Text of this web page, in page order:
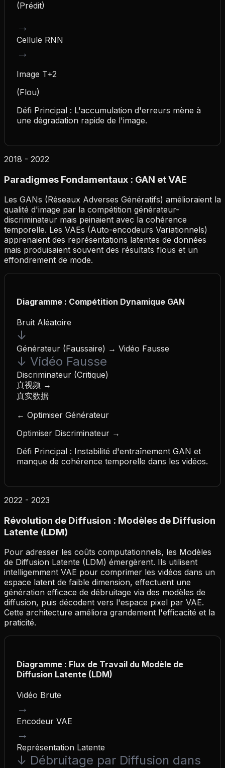
(Prédit)
→
Cellule RNN
→
Image T+2
(Flou)
Défi Principal : L'accumulation d'erreurs mène à
une dégradation rapide de l'image.
2018 - 2022
Paradigmes Fondamentaux : GAN et VAE
Les GANs (Réseaux Adverses Génératifs) amélioraient la
qualité d'image par la compétition générateur-
discriminateur mais peinaient avec la cohérence
temporelle. Les VAEs (Auto-encodeurs Variationnels)
apprenaient des représentations latentes de données
mais produisaient souvent des résultats flous et un
effondrement de mode.
Diagramme : Compétition Dynamique GAN
Bruit Aléatoire
↓
Générateur (Faussaire) → Vidéo Fausse
↓ Vidéo Fausse
Discriminateur (Critique)
真视频 →
真实数据
← Optimiser Générateur
Optimiser Discriminateur →
Défi Principal : Instabilité d'entraînement GAN et
manque de cohérence temporelle dans les vidéos.
2022 - 2023
Révolution de Diffusion : Modèles de Diffusion
Latente (LDM)
Pour adresser les coûts computationnels, les Modèles
de Diffusion Latente (LDM) émergèrent. Ils utilisent
intelligemment VAE pour comprimer les vidéos dans un
espace latent de faible dimension, effectuent une
génération efficace de débruitage via des modèles de
diffusion, puis décodent vers l'espace pixel par VAE.
Cette architecture améliora grandement l'efficacité et la
praticité.
Diagramme : Flux de Travail du Modèle de
Diffusion Latente (LDM)
Vidéo Brute
→
Encodeur VAE
→
Représentation Latente
↓ Débruitage par Diffusion dans